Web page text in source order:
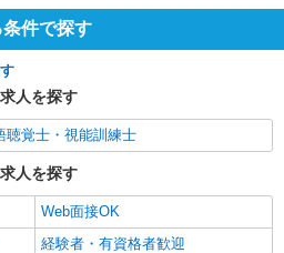
件で探す
人を探す
聴覚士・視能訓練士
人を探す
Web面接OK
経験者・有資格者歓迎